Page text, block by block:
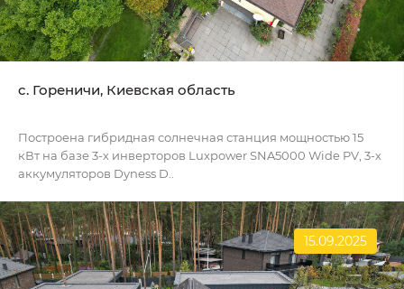
c. Гореничи, Киевская область
Построена гибридная солнечная станция мощностью 15
кВт на базе 3-х инверторов Luxpower SNA5000 Wide PV, 3-х
аккумуляторов Dyness D..
15.09.2025